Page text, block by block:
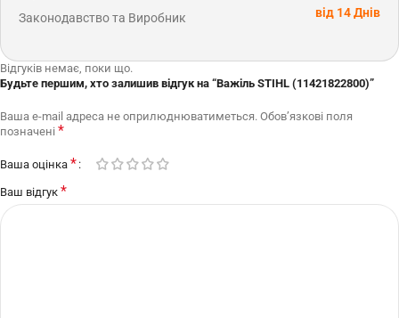
Законодавство та Виробник
від 14 Днів
Відгуків немає, поки що.
Будьте першим, хто залишив відгук на “Важіль STIHL (11421822800)”
Ваша e-mail адреса не оприлюднюватиметься. Обов’язкові поля
позначені *
Ваша оцінка *
Ваш відгук *